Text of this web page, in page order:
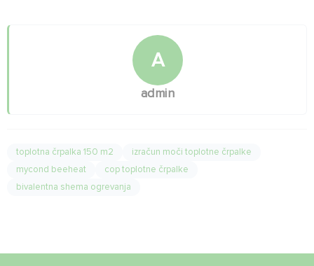
A
admin
toplotna črpalka 150 m2
izračun moči toplotne črpalke
mycond beeheat
cop toplotne črpalke
bivalentna shema ogrevanja